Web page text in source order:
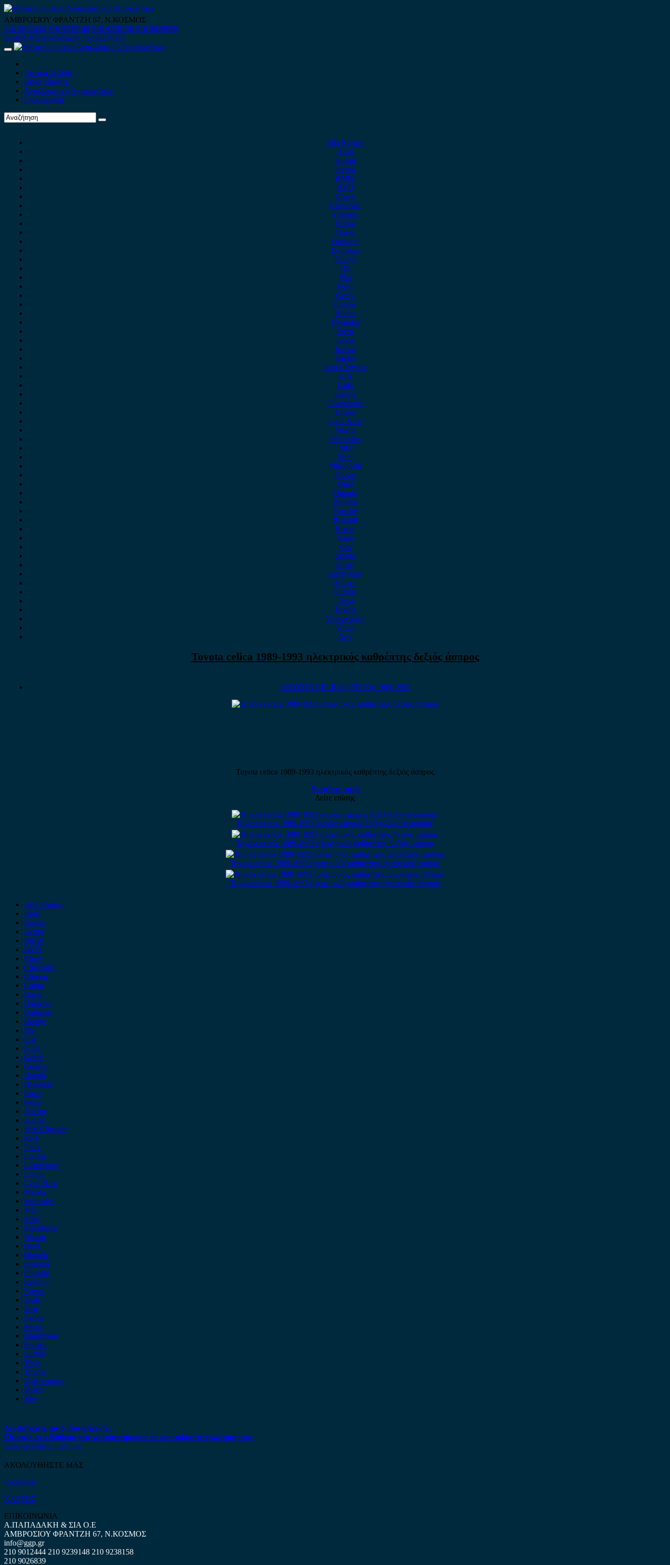
Skip
to
content
ΑΜΒΡΟΣΙΟΥ ΦΡΑΝΤΖΗ 67, Ν.ΚΟΣΜΟΣ
210 9012444 210 9239148 210 9238158 210 9026839
Κινητό-Viber-whatsapp : 6980507900
Primary
Αρχική Σελίδα
Ποιοί είμαστε
Ανταλλακτικά Αυτοκινήτων
Επικοινωνία
Alfa Romeo
Audi
Austin
Acura
BMW
BYD
Chery
Chevrolet
Citroen
Cupra
Dacia
Daewoo
Daihatsu
Dodge
DS
Fiat
Ford
Geely
Gonow
Honda
Hyundai
Isuzu
iveco
Jaecoo
Jaguar
Jeep Chrysler
KIA
Lada
Lancia
Leapmotor
Lexus
Lynk & co
Mazda
Mercedes
MG
Mini
Mitsubishi
Nissan
Opel
Omoda
Peugeot
Porsche
Renault
Rover
Saab
Seat
Skoda
Smart
ssangyong
Subaru
Suzuki
Tesla
Toyota
Volkswagen
Volvo
Xev
Toyota celica 1989-1993 ηλεκτρικός καθρέπτης δεξιός άσπρος
TOYOTA CELICA (AT180) 1989-1993
Toyota celica 1989-1993 ηλεκτρικός καθρέπτης δεξιός άσπρος
Ρωτήστε τιμή
Δείτε επίσης
Toyota celica 1989-1993 φανάρι εμπρός δεξί (κόκκινο καπάκι)
Toyota celica 1989-1993 ηλεκτρικός καθρέπτης δεξιός μαύρος
Toyota celica 1989-1993 ηλεκτρικός καθρέπτης αριστερός μαύρος
Toyota celica 1989-1993 ηλεκτρικός καθρέπτης αριστερός άσπρος
Alfa Romeo
Audi
Austin
Acura
BMW
BYD
Chery
Chevrolet
Citroen
Cupra
Dacia
Daewoo
Daihatsu
Dodge
DS
Fiat
Ford
Geely
Gonow
Honda
Hyundai
Isuzu
iveco
Jaecoo
Jaguar
Jeep Chrysler
KIA
Lada
Lancia
Leapmotor
Lexus
Lynk & co
Mazda
Mercedes
MG
Mini
Mitsubishi
Nissan
Opel
Omoda
Peugeot
Porsche
Renault
Rover
Saab
Seat
Skoda
Smart
ssangyong
Subaru
Suzuki
Tesla
Toyota
Volkswagen
Volvo
Xev
Δεν βρήκατε αυτό που ψάχνετε;
Είμαστε στη διάθεση σας να απαντήσουμε σε οποιαδήποτε ερώτηση σας.
Επικοινωνήστε μαζί μας
ΑΚΟΛΟΥΘΗΣΤΕ ΜΑΣ
Facebook
ΧΑΡΤΗΣ
ΕΠΙΚΟΙΝΩΝΙΑ
Α.ΠΑΠΑΔΑΚΗ & ΣΙΑ Ο.Ε
ΑΜΒΡΟΣΙΟΥ ΦΡΑΝΤΖΗ 67, Ν.ΚΟΣΜΟΣ
info@ggp.gr
210 9012444 210 9239148 210 9238158
210 9026839